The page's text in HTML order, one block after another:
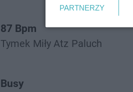
87 Bpm
Tymek Miły Atz Paluch
Busy
PARTNERZY